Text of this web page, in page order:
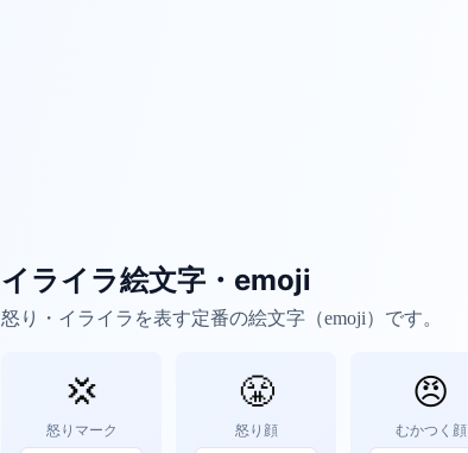
イライラ絵文字・emoji
怒り・イライラを表す定番の絵文字（emoji）です。
💢
怒りマーク
😤
怒り顔
😠
むかつく顔